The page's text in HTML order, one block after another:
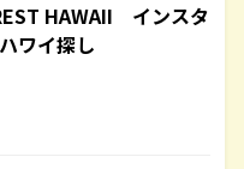
HAWAII インスタ
ワイ探し